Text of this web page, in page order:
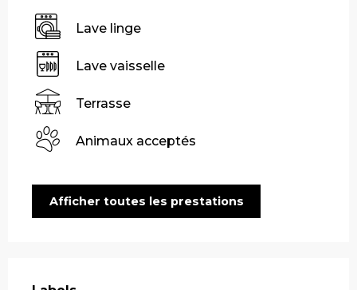
Lave linge
Lave vaisselle
Terrasse
Animaux acceptés
Afficher toutes les prestations